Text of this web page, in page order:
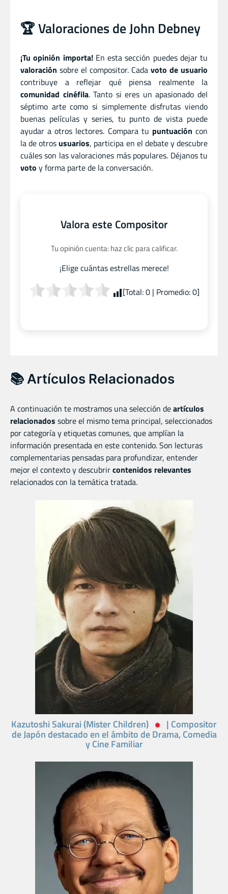
🏆 Valoraciones de John Debney
¡Tu opinión importa!En esta sección puedes dejar tu
valoración sobre el compositor. Cada voto de usuario
contribuye a reflejar qué piensa realmente la
comunidad cinéfila. Tanto si eres un apasionado del
séptimo arte como si simplemente disfrutas viendo
buenas películas y series, tu punto de vista puede
ayudar a otros lectores. Compara tu puntuación con
la de otros usuarios, participa en el debate y descubre
cuáles son las valoraciones más populares. Déjanos tu
voto y forma parte de la conversación.
Valora este Compositor
Tu opinión cuenta: haz clic para calificar.
¡Elige cuántas estrellas merece!
[Total:0| Promedio:0]
📚 Artículos Relacionados
A continuación te mostramos una selección deartículos
relacionados sobre el mismo tema principal, seleccionados
por categoría y etiquetas comunes, que amplían la
información presentada en este contenido. Son lecturas
complementarias pensadas para profundizar, entender
mejor el contexto y descubrircontenidos relevantes
relacionados con la temática tratada.
Kazutoshi Sakurai (Mister Children) | Compositor
de Japón destacado en el ámbito de Drama, Comedia
y Cine Familiar